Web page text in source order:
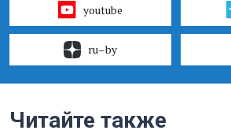
youtube
ru–by
Читайте также